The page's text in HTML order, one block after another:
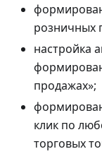
розничных
настройка
продажах»;
клик по
торговых